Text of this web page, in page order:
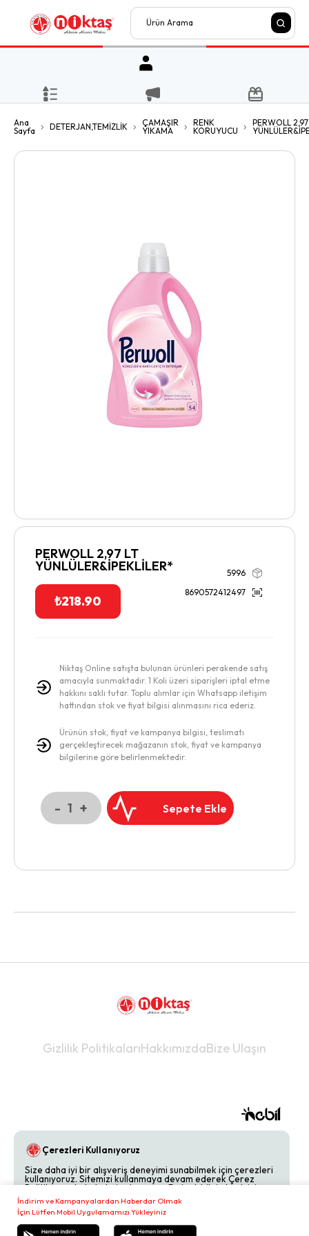
İndirim ve Kampanyalardan Haberdar Olmak
İçin Lütfen Mobil Uygulamamızı Yükleyiniz
Ana
Sayfa
DETERJAN,TEMİZLİK
ÇAMAŞIR
YIKAMA
RENK
KORUYUCU
PERWOLL
PERWOLL 2,97 LT
YÜNLÜLER&İPEKLİLER*
₺218.90
5996
8690572412497
Niktaş Online satışta bulunan ürünleri perakende satış
amacıyla sunmaktadır. 1 Koli üzeri siparişleri iptal etme
hakkını saklı tutar. Toplu alımlar için Whatsapp iletişim
hattından stok ve fiyat bilgisi alınmasını rica ederiz.
Ürünün stok, fiyat ve kampanya bilgisi, teslimatı
gerçekleştirecek mağazanın stok, fiyat ve kampanya
bilgilerine göre belirlenmektedir.
- 1 + Sepete Ekle
Gizlilik PolitikalarıHakkımızdaBize Ulaşın
Çerezleri Kullanıyoruz
Size daha iyi bir alışveriş deneyimi sunabilmek için çerezleri
kullanıyoruz. Sitemizi kullanmaya devam ederek Çerez
Politikamızı kabul etmiş olursunuz. Detaylı bilgi almak için
Çerez Politikamızı
inceleyebilirsiniz.
Reddet